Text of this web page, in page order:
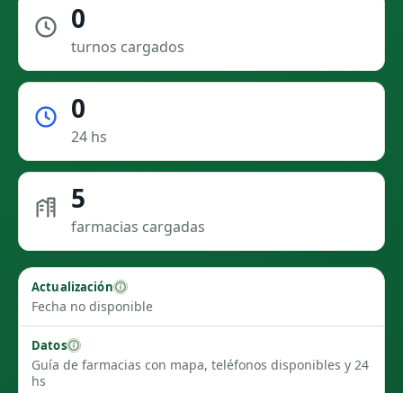
0
turnos cargados
0
24 hs
5
farmacias cargadas
Actualización
Fecha no disponible
Datos
Guía de farmacias con mapa, teléfonos disponibles y 24
hs